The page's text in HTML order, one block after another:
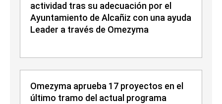
actividad tras su adecuación por el
Ayuntamiento de Alcañiz con una ayuda
Leader a través de Omezyma
Omezyma aprueba 17 proyectos en el
último tramo del actual programa